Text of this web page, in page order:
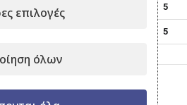
17125-TL-TR 5
5
Κατηγορία: Ταινίες Κουρτινών
επιλογές
όλων